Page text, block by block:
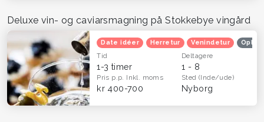
Deluxe vin- og caviarsmagning på Stokkebye vingård
Date idéer Herretur Venindetur
Tid
1-3 timer
Deltagere
1 - 8
Pris p.p. Inkl. moms
kr 400-700
Sted(Inde/ude)
Nyborg